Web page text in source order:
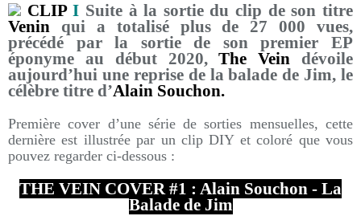
CLIPI Suite à la sortie du clip de son titre
Venin qui a totalisé plus de 27 000 vues,
précédé par la sortie de son premier EP
éponyme au début 2020,The Vein dévoile
aujourd’hui une reprise de la balade de Jim, le
célèbre titre d’Alain Souchon.
Première cover d’une série de sorties mensuelles, cette
dernière est illustrée par un clip DIY et coloré que vous
pouvez regarder ci-dessous :
THE VEIN COVER #1 : Alain Souchon - La
Balade de Jim